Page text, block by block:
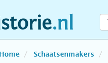
Home Schaatsenmakers